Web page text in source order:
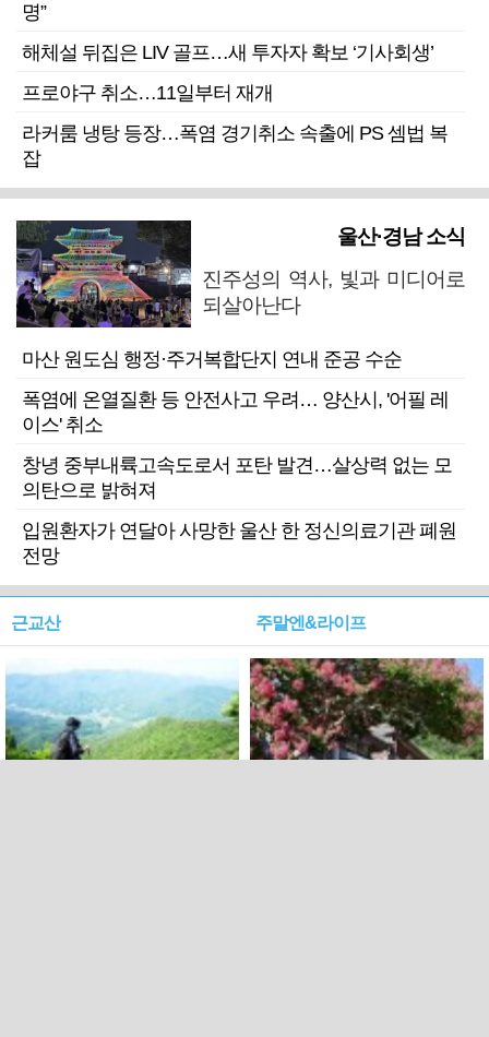
명”
해체설 뒤집은 LIV 골프…새 투자자 확보 ‘기사회생’
프로야구 취소…11일부터 재개
라커룸 냉탕 등장…폭염 경기취소 속출에 PS 셈법 복
잡
울산·경남 소식
진주성의 역사, 빛과 미디어로
되살아난다
마산 원도심 행정·주거복합단지 연내 준공 수순
폭염에 온열질환 등 안전사고 우려… 양산시, '어필 레
이스' 취소
창녕 중부내륙고속도로서 포탄 발견…살상력 없는 모
의탄으로 밝혀져
입원환자가 연달아 사망한 울산 한 정신의료기관 폐원
전망
근교산 주말엔&라이프